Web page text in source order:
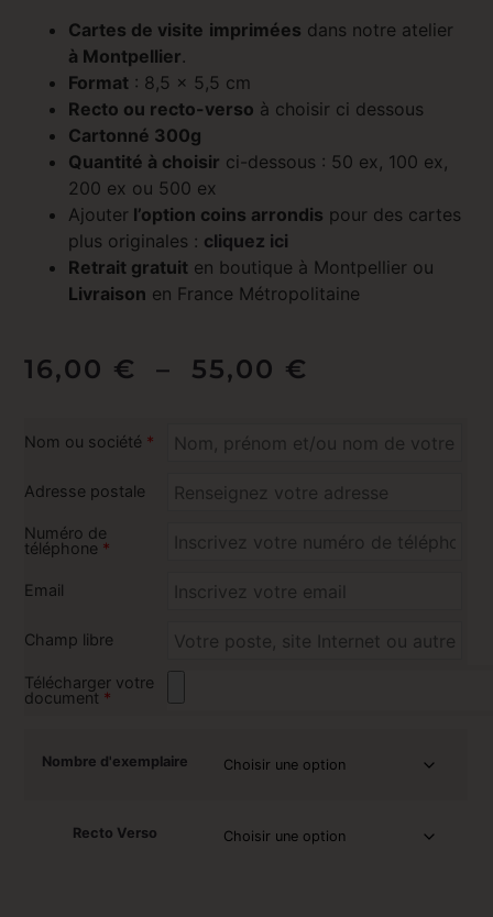
Cartes de visite imprimées dans notre atelier
à Montpellier.
Format : 8,5 x 5,5 cm
Recto ou recto-verso à choisir ci dessous
Cartonné 300g
Quantité à choisir ci-dessous : 50 ex, 100 ex,
200 ex ou 500 ex
Ajouter l’option coins arrondis pour des cartes
plus originales : cliquez ici
Retrait gratuit en boutique à Montpellier ou
Livraison en France Métropolitaine
16,00 € – 55,00 €
Nom ou société *
Adresse postale
Numéro de
téléphone *
Email
Champ libre
Télécharger votre
document *
Nombre d'exemplaire
Recto Verso